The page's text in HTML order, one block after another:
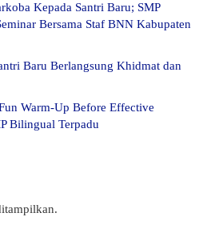
Kepada Santri Baru; SMP
Bersama Staf BNN Kabupaten
Baru Berlangsung Khidmat dan
Warm-Up Before Effective
Bilingual Terpadu